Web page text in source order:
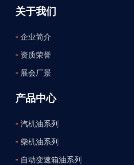
关于我们
- 企业简介
- 资质荣誉
- 展会厂景
产品中心
- 汽机油系列
- 柴机油系列
- 自动变速箱油系列